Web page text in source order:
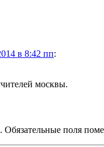
в 8:42 пп:
москвы.
Обязательные поля